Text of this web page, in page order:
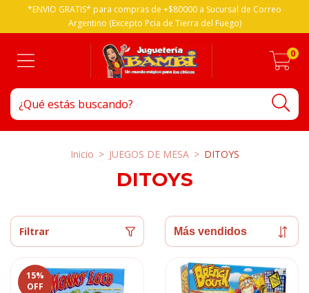
*ENVIO GRATIS* para compras de +$80000 a Sucursal de Correo
Argentino (Excepto Pcia de Tierra del Fuego)
0
Inicio > JUEGOS DE MESA > DITOYS
DITOYS
Filtrar
15%
OFF